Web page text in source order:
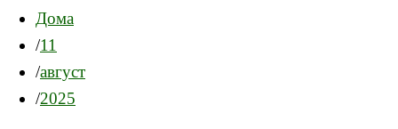
Дома
11
август
2025